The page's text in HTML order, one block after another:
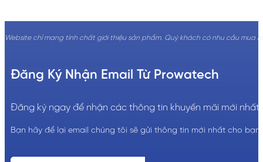
Website chỉ mang tính chất giới thiệu sản phẩm. Quý khách có nhu cầu mua
Đăng Ký Nhận Email Từ Prowatech
Đăng ký ngay để nhận các thông tin khuyến mãi mới nhất!
Bạn hãy để lại email chúng tôi sẽ gửi thông tin mới nhất cho bạn.